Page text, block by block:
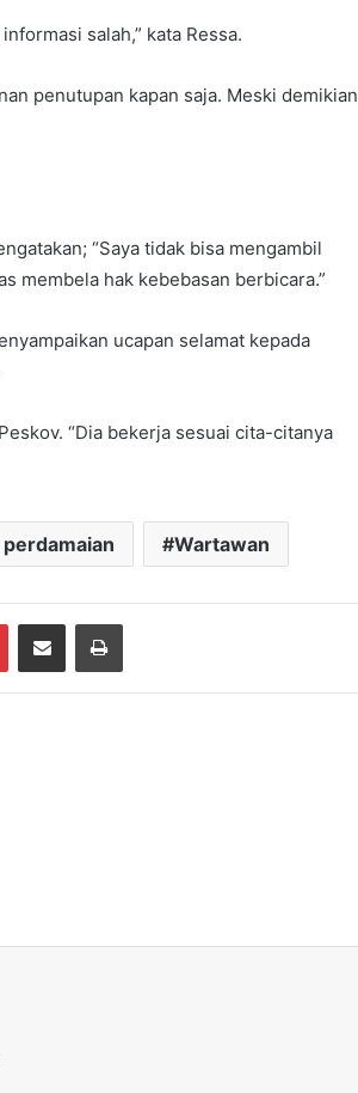
salah,” kata Ressa.
penutupan kapan saja. Meski demikian
“Saya tidak bisa mengambil
membela hak kebebasan berbicara.”
ucapan selamat kepada
“Dia bekerja sesuai cita-citanya
Wartawan
PinterestShare via Email Print